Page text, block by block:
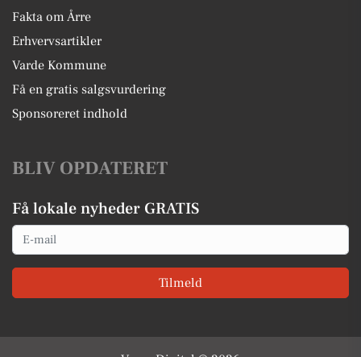
Fakta om Årre
Erhvervsartikler
Varde Kommune
Få en gratis salgsvurdering
Sponsoreret indhold
BLIV OPDATERET
Få lokale nyheder GRATIS
Email
Tilmeld